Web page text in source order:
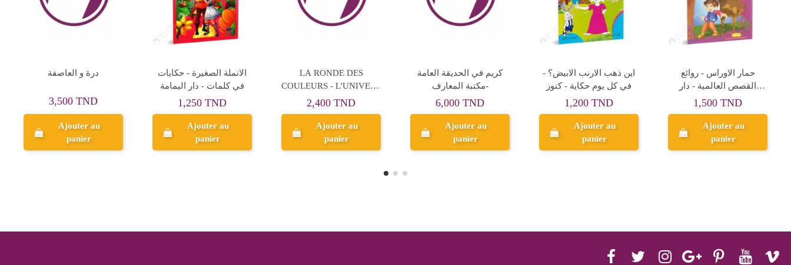
كن رشيقا -سلسة اعتني
3,500 TND
Ajouter au
panier
زاهية و الدهان - حكايا -
داراليمامة
0,600 TND
Ajouter au
panier
علمني كيف اسبح- مسرح
السلحفاة
1,500 TND
Ajouter au
panier
فلنعتن بالحيوانات - سلسة
الاجتماعيات - كنوز
3,500 TND
Ajouter au
panier
UN ROI POUR LES
GRENOUILLES -
HISTOIRES A RETENIR
1,000 TND
Ajouter au
panier
كاميليا غضبانة -مكتبة
المعارف
6,000 TND
Ajouter au
panier